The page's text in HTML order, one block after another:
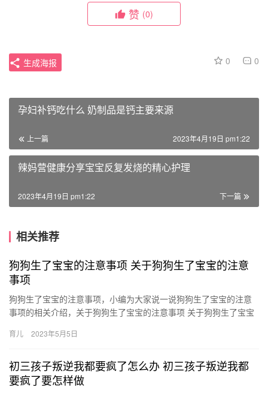
赞 (0)
0 0
生成海报
孕妇补钙吃什么 奶制品是钙主要来源
上一篇 2023年4月19日 pm1:22
辣妈营健康分享宝宝反复发烧的精心护理
下一篇
2023年4月19日 pm1:22
相关推荐
狗狗生了宝宝的注意事项 关于狗狗生了宝宝的注意
事项
狗狗生了宝宝的注意事项，小编为大家说一说狗狗生了宝宝的注意
事项的相关介绍，关于狗狗生了宝宝的注意事项 关于狗狗生了宝宝
…
育儿 2023年5月5日
初三孩子叛逆我都要疯了怎么办 初三孩子叛逆我都
要疯了要怎样做